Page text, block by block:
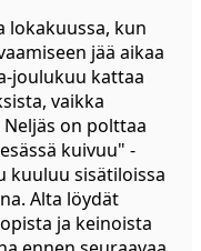
lokakuussa, kun
jää aikaa
joulukuu kattaa
vaikka
on polttaa
kuivuu" -
kuuluu sisätiloissa
Alta löydät
ja keinoista